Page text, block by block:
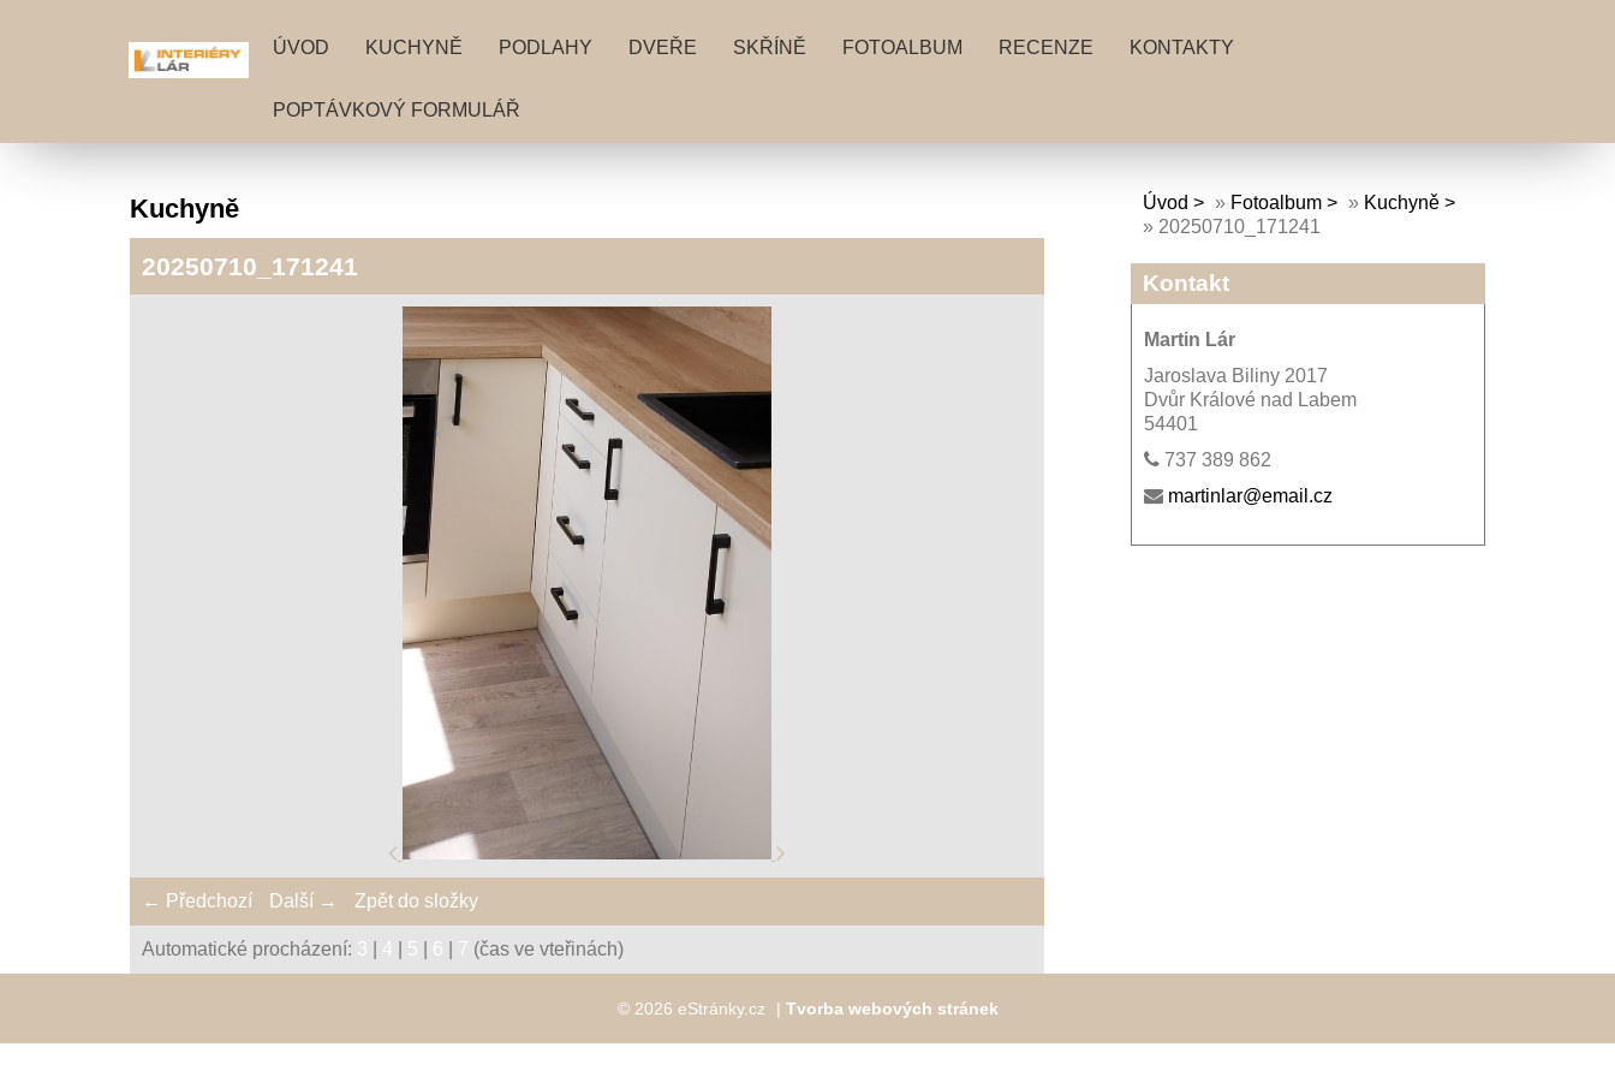
ÚVOD KUCHYNĚ PODLAHY DVEŘE SKŘÍNĚ FOTOALBUM RECENZE KONTAKTY
POPTÁVKOVÝ FORMULÁŘ
Kuchyně
20250710_171241
← Předchozí Další → Zpět do složky
Automatické procházení: 3 4 5 6 7 (čas ve vteřinách)
Úvod » Fotoalbum » Kuchyně
» 20250710_171241
Kontakt
Martin Lár
Jaroslava Biliny 2017
Dvůr Králové nad Labem
54401
737 389 862
martinlar@email.cz
© 2026 eStránky.cz | Tvorba webových stránek